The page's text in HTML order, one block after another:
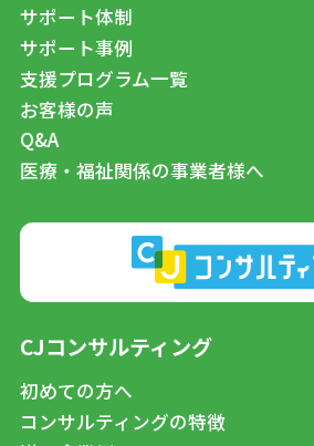
サポート体制
サポート事例
支援プログラム一覧
お客様の声
Q&A
医療・福祉関係の事業者様へ
CJコンサルティング
初めての方へ
コンサルティングの特徴